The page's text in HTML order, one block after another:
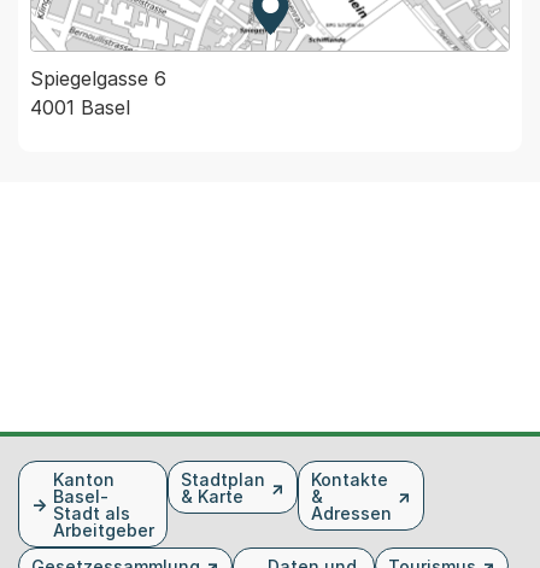
Zur Karte von MapBS.
Externer Link, wird in einem
Spiegelgasse 6
4001 Basel
FusszeileKanton
Basel-
Stadt als
Arbeitgeber
Stadtplan
& Karte
Kontakte
&
Adressen